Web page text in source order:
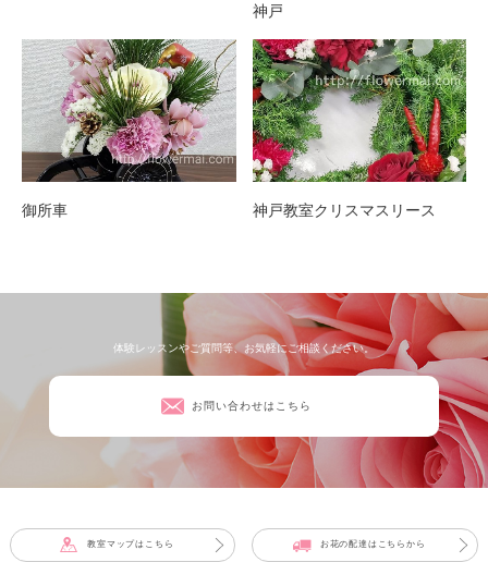
神戸
御所車 神戸教室クリスマスリース
体験レッスンやご質問等、お気軽にご相談ください。
お問い合わせはこちら
教室マップはこちら お花の配達はこちらから